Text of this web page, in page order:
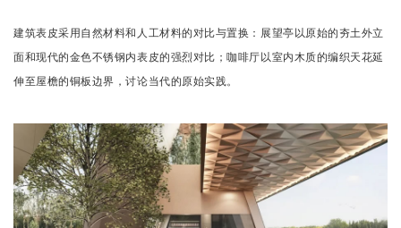
建筑表皮采用自然材料和人工材料的对比与置换：展望亭以原始的夯土外立
面和现代的金色不锈钢内表皮的强烈对比；咖啡厅以室内木质的编织天花延
伸至屋檐的铜板边界，讨论当代的原始实践。